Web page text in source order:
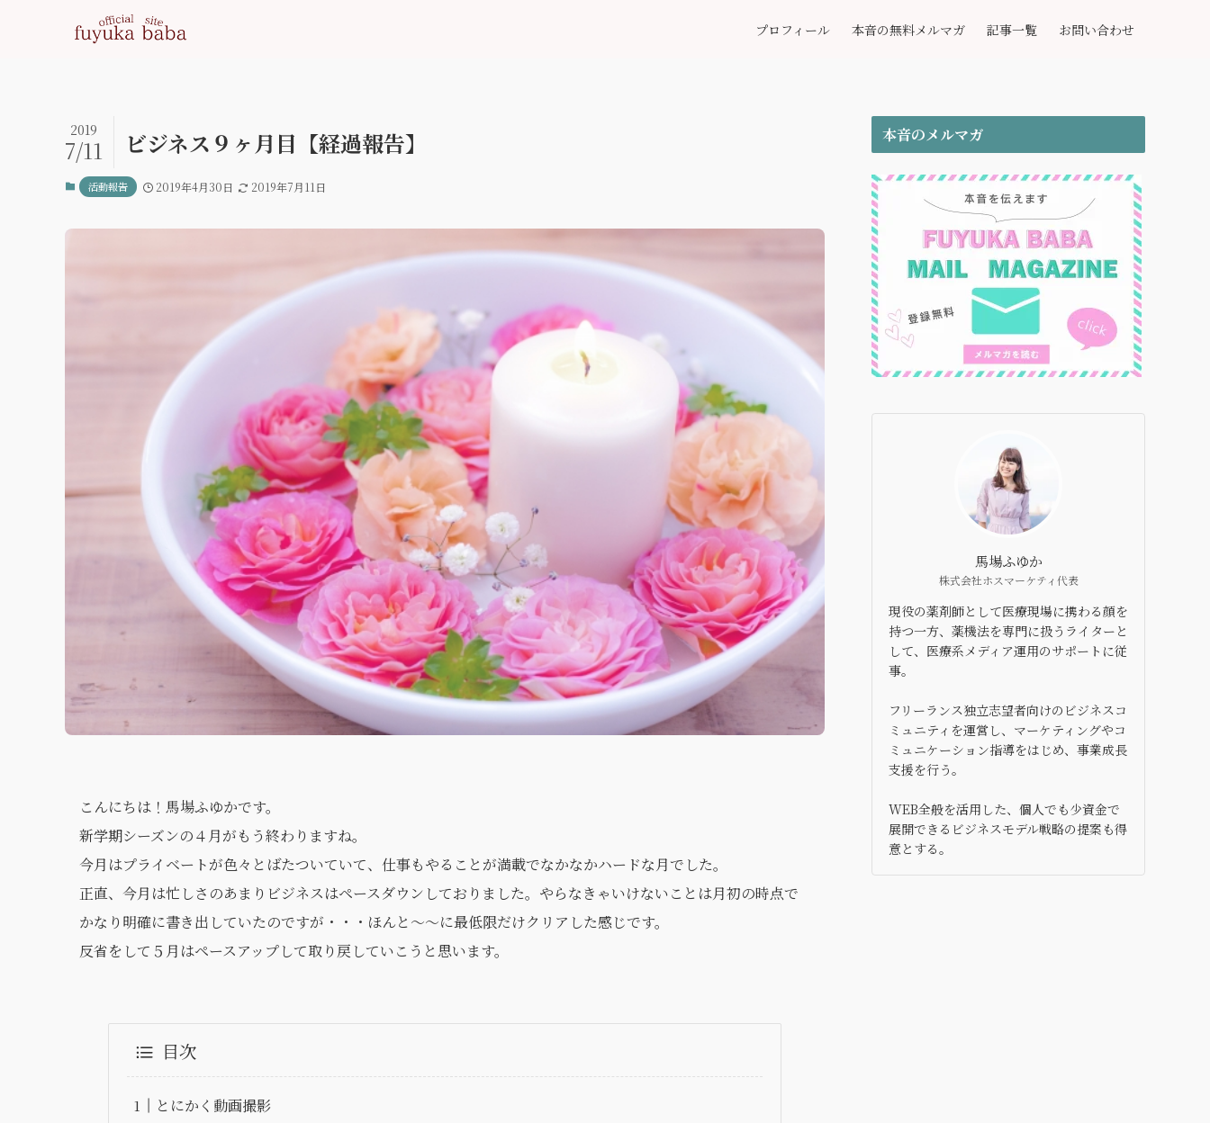
プロフィール 本音の無料メルマガ 記事一覧 お問い合わせ
ビジネス９ヶ月目【経過報告】
2019
7/11
活動報告 2019年4月30日 2019年7月11日
こんにちは！馬場ふゆかです。
新学期シーズンの４月がもう終わりますね。
今月はプライベートが色々とばたついていて、仕事もやることが満載でなかなかハードな月でした。
正直、今月は忙しさのあまりビジネスはペースダウンしておりました。やらなきゃいけないことは月初の時点で
かなり明確に書き出していたのですが・・・ほんと〜〜に最低限だけクリアした感じです。
反省をして５月はペースアップして取り戻していこうと思います。
目次
とにかく動画撮影
本音のメルマガ
馬場ふゆか
株式会社ホスマーケティ代表
現役の薬剤師として医療現場に携わる顔を
持つ一方、薬機法を専門に扱うライターと
して、医療系メディア運用のサポートに従
事。
フリーランス独立志望者向けのビジネスコ
ミュニティを運営し、マーケティングやコ
ミュニケーション指導をはじめ、事業成長
支援を行う。
WEB全般を活用した、個人でも少資金で
展開できるビジネスモデル戦略の提案も得
意とする。